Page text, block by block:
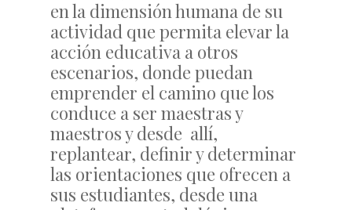
en la dimensión humana de su
actividad que permita elevar la
acción educativa a otros
escenarios, donde puedan
emprender el camino que los
conduce a ser maestras y
maestros y desde allí,
replantear, definir y determinar
las orientaciones que ofrecen a
sus estudiantes, desde una